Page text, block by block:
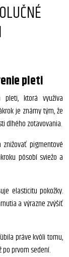
pleti
ktorá využíva
je známy tým, že
dlhého zotavovania.
pigmentové
pôsobí sviežo a
elasticitu pokožky.
a výrazne zvýšiť
práve kvôli tomu,
prvom sedení.